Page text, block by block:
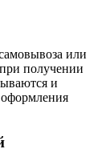
или
получении
и